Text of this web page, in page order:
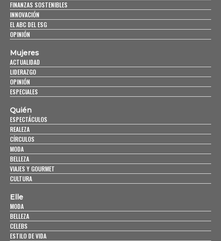
FINANZAS SOSTENIBLES
INNOVACIÓN
EL ABC DEL ESG
OPINIÓN
Mujeres
ACTUALIDAD
LIDERAZGO
OPINIÓN
ESPECIALES
Quién
ESPECTÁCULOS
REALEZA
CÍRCULOS
MODA
BELLEZA
VIAJES Y GOURMET
CULTURA
Elle
MODA
BELLEZA
CELEBS
ESTILO DE VIDA